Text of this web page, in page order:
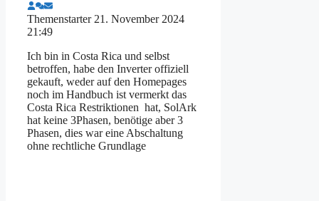
Themenstarter 21. November 2024
21:49
Ich bin in Costa Rica und selbst
betroffen, habe den Inverter offiziell
gekauft, weder auf den Homepages
noch im Handbuch ist vermerkt das
Costa Rica Restriktionen hat, SolArk
hat keine 3Phasen, benötige aber 3
Phasen, dies war eine Abschaltung
ohne rechtliche Grundlage